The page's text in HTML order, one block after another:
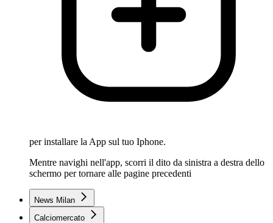
per installare la App sul tuo Iphone.
Mentre navighi nell'app, scorri il dito da sinistra a destra dello
schermo per tornare alle pagine precedenti
News Milan
Calciomercato